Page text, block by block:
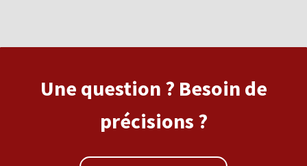
Une question ? Besoin de
précisions ?